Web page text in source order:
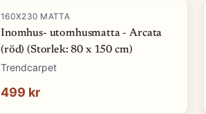
160X230 MATTA
Inomhus- utomhusmatta - Arcata
(röd) (Storlek: 80 x 150 cm)
Trendcarpet
499 kr